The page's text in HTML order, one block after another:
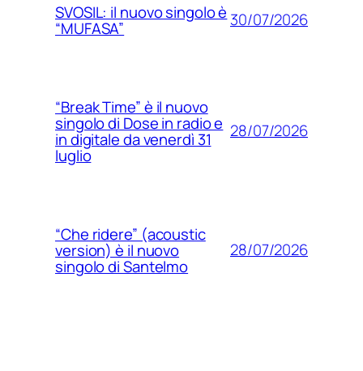
SVOSIL: il nuovo singolo è
“MUFASA” 30/07/2026
“Break Time” è il nuovo
singolo di Dose in radio e
in digitale da venerdì 31
luglio
28/07/2026
“Che ridere” (acoustic
version) è il nuovo
singolo di Santelmo
28/07/2026